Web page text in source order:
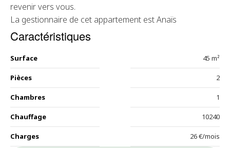
revenir vers vous.
La gestionnaire de cet appartement est Anaïs
Caractéristiques
Surface 45 m²
Pièces 2
Chambres 1
Chauffage 10240
Charges 26 €/mois